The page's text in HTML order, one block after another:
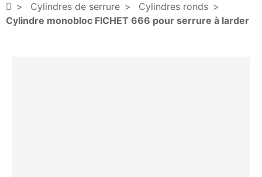
Cylindres de serrure
Cylindres ronds
Cylindre monobloc FICHET 666 pour serrure à larder